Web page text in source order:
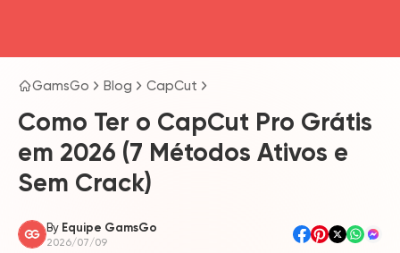
GamsGo Blog CapCut
Como Ter o CapCut Pro Grátis
em 2026 (7 Métodos Ativos e
Sem Crack)
By Equipe GamsGo
2026/07/09